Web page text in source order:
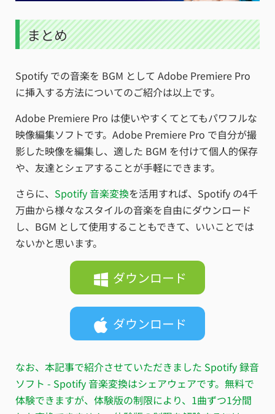
まとめ
Spotify での音楽を BGM として Adobe Premiere Pro
に挿入する方法についてのご紹介は以上です。
Adobe Premiere Pro は使いやすくてとてもパワフルな
映像編集ソフトです。Adobe Premiere Pro で自分が撮
影した映像を編集し、適した BGM を付けて個人的保存
や、友達とシェアすることが手軽にできます。
さらに、 Spotify 音楽変換を活用すれば、Spotify の4千
万曲から様々なスタイルの音楽を自由にダウンロード
し、BGM として使用することもできて、いいことでは
ないかと思います。
ダウンロード
ダウンロード
なお、本記事で紹介させていただきました Spotify 録音
ソフト - Spotify 音楽変換はシェアウェアです。無料で
体験できますが、体験版の制限により、1曲ずつ1分間